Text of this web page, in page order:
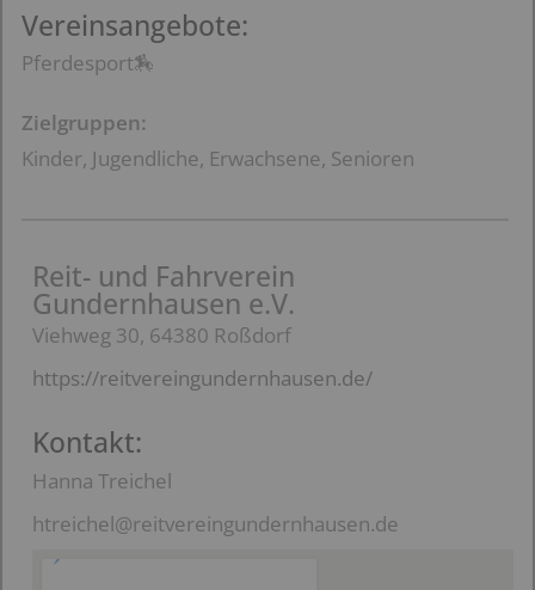
Vereinsangebote:
Pferdesport🏇
Zielgruppen:
Kinder, Jugendliche, Erwachsene, Senioren
Reit- und Fahrverein
Gundernhausen e.V.
Viehweg 30, 64380 Roßdorf
https://reitvereingundernhausen.de/
Kontakt:
Hanna Treichel
htreichel@reitvereingundernhausen.de